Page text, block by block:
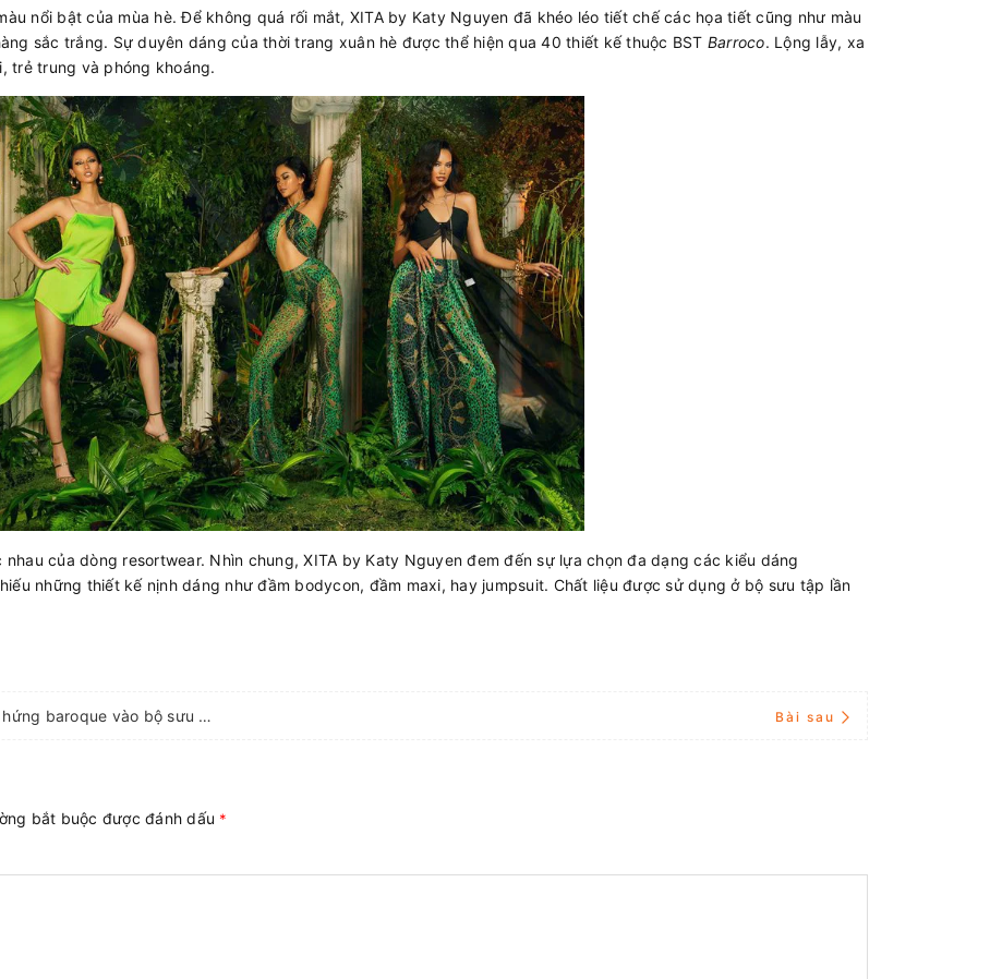
nổi bật của mùa hè. Để không quá rối mắt, XITA by Katy Nguyen đã khéo léo tiết chế các họa tiết cũng như màu
sắc trắng. Sự duyên dáng của thời trang xuân hè được thể hiện qua 40 thiết kế thuộc BST Barroco. Lộng lẫy, xa
trẻ trung và phóng khoáng.
của dòng resortwear. Nhìn chung, XITA by Katy Nguyen đem đến sự lựa chọn đa dạng các kiểu dáng
những thiết kế nịnh dáng như đầm bodycon, đầm maxi, hay jumpsuit. Chất liệu được sử dụng ở bộ sưu tập lần
Xita by katy nguyen đem cảm hứng baroque vào bộ sưu tập xuân hè 2021 Bài sau
bắt buộc được đánh dấu *